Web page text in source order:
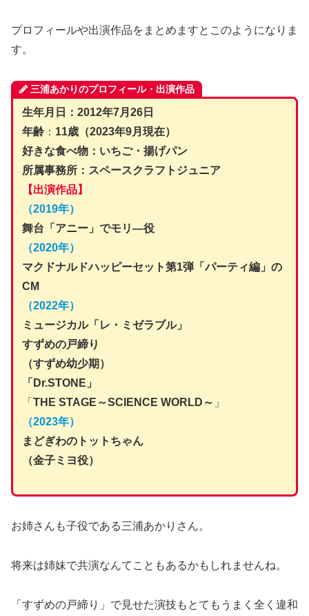
プロフィールや出演作品をまとめますとこのようになりま
す。
三浦あかりのプロフィール・出演作品
生年月日：2012年7月26日
年齢： 11歳（2023年9月現在）
好きな食べ物：いちご・揚げパン
所属事務所：スペースクラフトジュニア
【出演作品】
（2019年）
舞台「アニー」でモリ―役
（2020年）
マクドナルドハッピーセット第1弾「パーティ編」の
CM
（2022年）
ミュージカル「レ・ミゼラブル」
すずめの戸締り
（すずめ幼少期）
「Dr.STONE」
「 THE STAGE～SCIENCE WORLD～ 」
（2023年）
まどぎわのトットちゃん
（金子ミヨ役）
お姉さんも子役である三浦あかりさん。
将来は姉妹で共演なんてこともあるかもしれませんね。
「すずめの戸締り」で見せた演技もとてもうまく全く違和